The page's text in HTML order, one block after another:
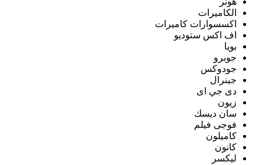
الكاميرات
اكسسوارات كاميرات
اف اكس ستوديو
بويا
جوبرو
جودوكس
جينرال
دى جي اى
زيون
سان ديسك
فوجى فيلم
كاميلون
كانون
ليكسر